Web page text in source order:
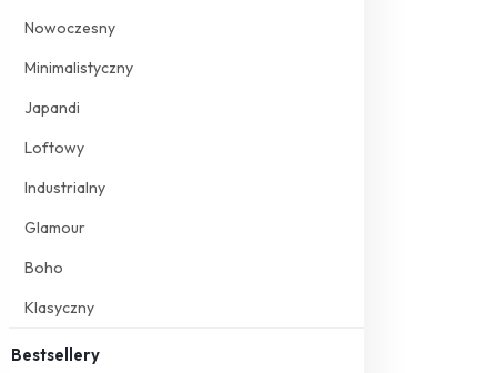
Nowoczesny
Minimalistyczny
Japandi
Loftowy
Industrialny
Glamour
Boho
Klasyczny
Bestsellery